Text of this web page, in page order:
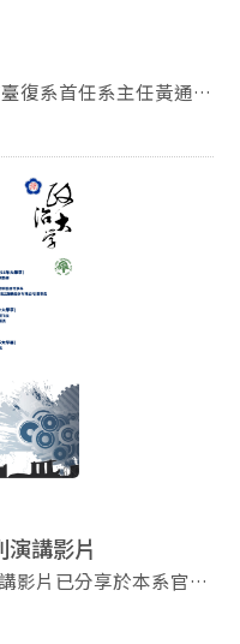
助教，電話：2939-
啟
民國102年9月5日102
贈者黃初平先生（黃通
永續傳承募集基金，以
並訂定獎學金相關管理
象】 獎
以下同)學業及操性成
。 獎勵本系學
捐贈者特別
元為原則，並以一次發
有其他捐贈之指定用
之用途、分配金額與申
演講影片
影片已分享於本系官方